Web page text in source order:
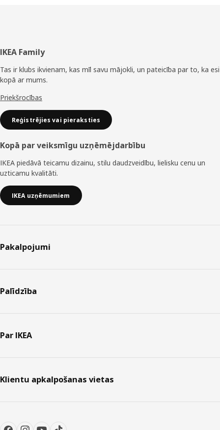
Kājene
IKEA Family
Tas ir klubs ikvienam, kas mīl savu mājokli, un pateicība par to, ka esi
kopā ar mums.
Priekšrocības
Reģistrējies vai pieraksties
Kopā par veiksmīgu uzņēmējdarbību
IKEA piedāvā teicamu dizainu, stilu daudzveidību, lielisku cenu un
uzticamu kvalitāti.
IKEA uzņēmumiem
Pakalpojumi
Palīdzība
Par IKEA
Klientu apkalpošanas vietas